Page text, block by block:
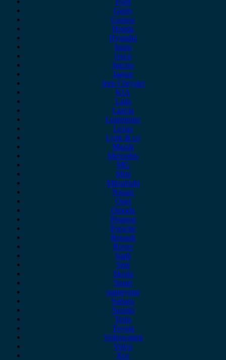
Geely
Gonow
Honda
Hyundai
Isuzu
iveco
Jaecoo
Jaguar
Jeep Chrysler
KIA
Lada
Lancia
Leapmotor
Lexus
Lynk & co
Mazda
Mercedes
MG
Mini
Mitsubishi
Nissan
Opel
Omoda
Peugeot
Porsche
Renault
Rover
Saab
Seat
Skoda
Smart
ssangyong
Subaru
Suzuki
Tesla
Toyota
Volkswagen
Volvo
Xev